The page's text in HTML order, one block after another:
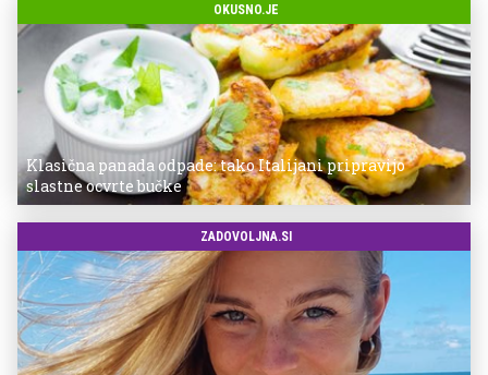
OKUSNO.JE
Klasična panada odpade: tako Italijani pripravijo
slastne ocvrte bučke
ZADOVOLJNA.SI